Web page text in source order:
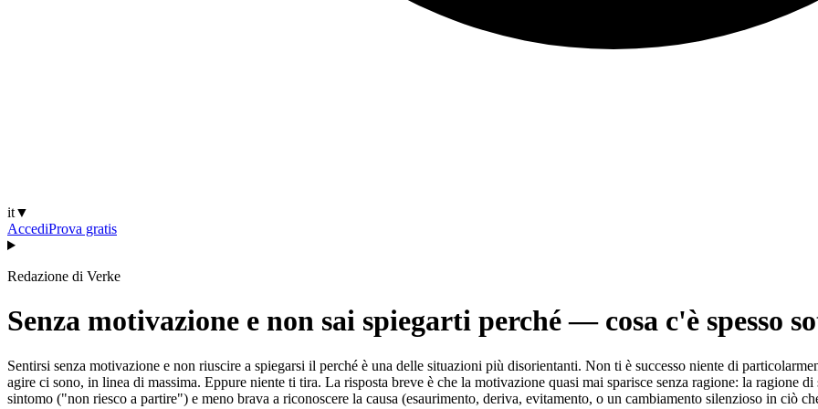
it▼
AccediProva gratis
Redazione di Verke
Senza motivazione e non sai spiegarti perché — cosa c'è spesso
Sentirsi senza motivazione e non riuscire a spiegarsi il perché è una delle situazioni più disorientanti. Non ti è successo niente di
agire ci sono, in linea di massima. Eppure niente ti tira. La risposta breve è che la motivazione quasi mai sparisce senza ragione: la ragione
sintomo ("non riesco a partire") e meno brava a riconoscere la causa (esaurimento, deriva, evitamento, o un cambiamento silenzioso in ciò